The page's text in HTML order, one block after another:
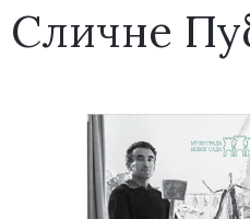
Сличне